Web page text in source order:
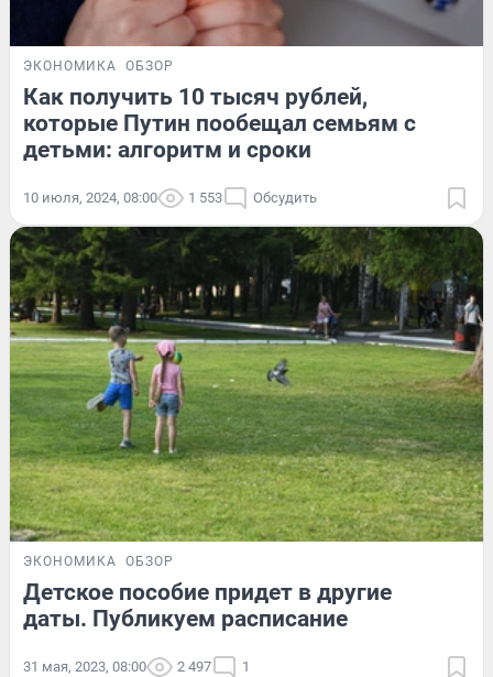
ЭКОНОМИКА ОБЗОР
Как получить 10 тысяч рублей,
которые Путин пообещал семьям с
детьми: алгоритм и сроки
10 июля, 2024, 08:00 1 553 Обсудить
ЭКОНОМИКА ОБЗОР
Детское пособие придет в другие
даты. Публикуем расписание
31 мая, 2023, 08:00 2 497 1